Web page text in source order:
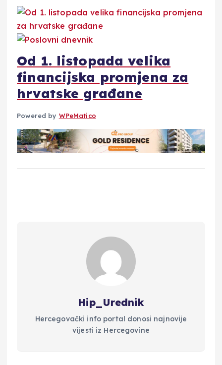
Od 1. listopada velika
financijska promjena za
hrvatske građane
Powered by WPeMatico
Hip_Urednik
Hercegovački info portal donosi najnovije
vijesti iz Hercegovine